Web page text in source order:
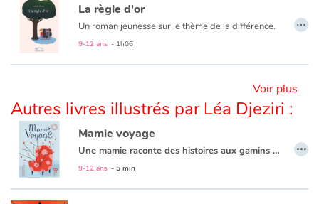
Rencontres et témoignages
Contes d'ici et d'ailleurs
Apprendre à lire
Livre audio
Activités et ateliers
La règle d'or
Un roman jeunesse sur le thème de la différence.
À travers le portrait de cet enfant libre et généreux, ce roman permet de sensibiliser le lecteur aux notions de respect, de tolérance et d'entraide, et de faire réfléchir sur des sujets d'actualité tels que l'homoparentalité, les relations familiales ou encore les inégalités sociales.
9-12 ans - 1h06
…
Voir plus
Autres livres illustrés par Léa Djeziri :
Mamie voyage
Une mamie raconte des histoires aux gamins du quartier, mais un jour, elle n’est pas là.
9-12 ans - 5 min
…